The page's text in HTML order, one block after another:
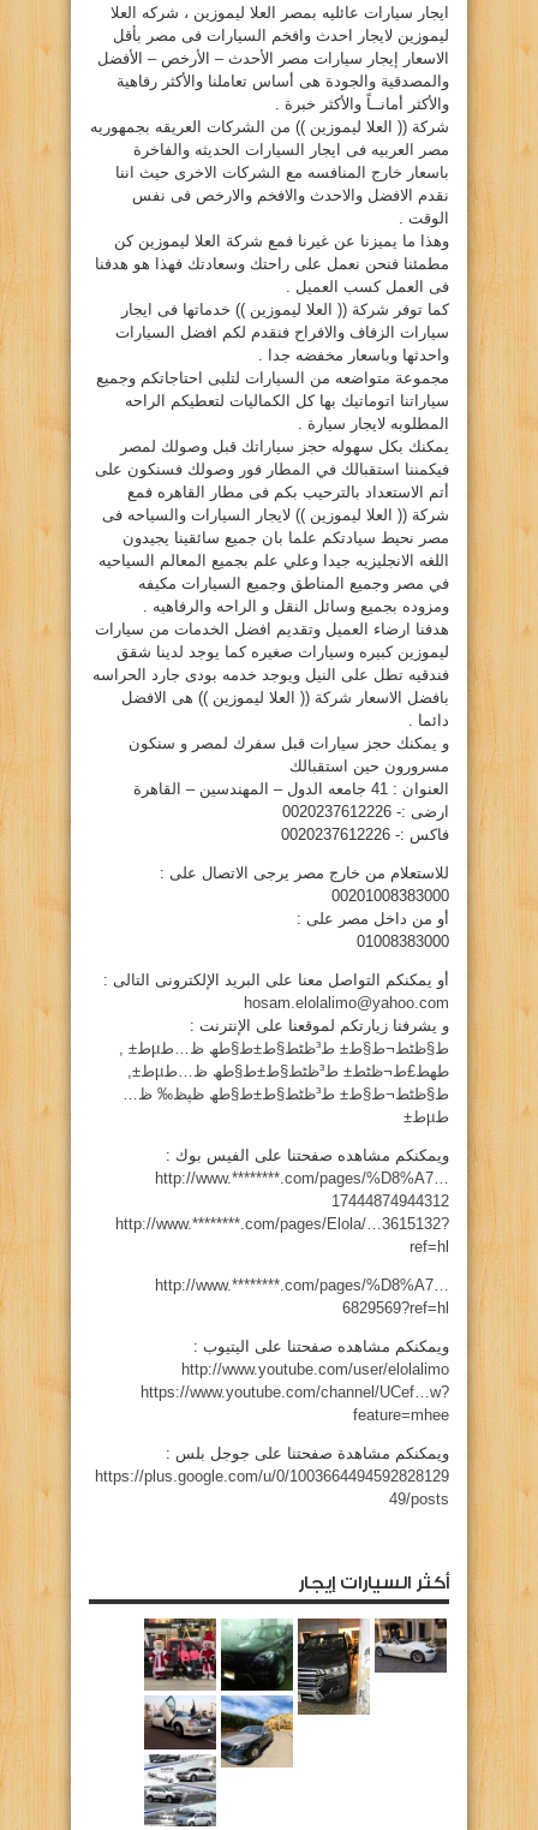
ايجار سيارات عائليه بمصر العلا ليموزين ، شركه العلا
ليموزين لايجار احدث وافخم السيارات فى مصر بأقل
الاسعار إيجار سيارات مصر الأحدث – الأرخص – الأفضل
والمصدقية والجودة هى أساس تعاملنا والأكثر رفاهية
والأكثر أمانــاً والأكثر خبرة .
شركة (( العلا ليموزين )) من الشركات العريقه بجمهوريه
مصر العربيه فى ايجار السيارات الحديثه والفاخرة
باسعار خارج المنافسه مع الشركات الاخرى حيث اننا
نقدم الافضل والاحدث والافخم والارخص فى نفس
الوقت .
وهذا ما يميزنا عن غيرنا فمع شركة العلا ليموزين كن
مطمئنا فنحن نعمل على راحتك وسعادتك فهذا هو هدفنا
فى العمل كسب العميل .
كما توفر شركة (( العلا ليموزين )) خدماتها فى ايجار
سيارات الزفاف والافراح فنقدم لكم افضل السيارات
واحدثها وباسعار مخفضه جدا .
مجموعة متواضعه من السيارات لتلبى احتاجاتكم وجميع
سياراتنا اتوماتيك بها كل الكماليات لتعطيكم الراحه
المطلوبه لايجار سيارة .
يمكنك بكل سهوله حجز سياراتك قبل وصولك لمصر
فيكمننا استقبالك في المطار فور وصولك فسنكون على
أتم الاستعداد بالترحيب بكم فى مطار القاهره فمع
شركة (( العلا ليموزين )) لايجار السيارات والسياحه فى
مصر نحيط سيادتكم علما بان جميع سائقينا يجيدون
اللغه الانجليزيه جيدا وعلي علم بجميع المعالم السياحيه
في مصر وجميع المناطق وجميع السيارات مكيفه
ومزوده بجميع وسائل النقل و الراحه والرفاهيه .
هدفنا ارضاء العميل وتقديم افضل الخدمات من سيارات
ليموزين كبيره وسيارات صغيره كما يوجد لدينا شقق
فندقيه تطل على النيل ويوجد خدمه بودى جارد الحراسه
بافضل الاسعار شركة (( العلا ليموزين )) هى الافضل
دائما .
و يمكنك حجز سيارات قبل سفرك لمصر و سنكون
مسرورون حين استقبالك
العنوان : 41 جامعه الدول – المهندسين – القاهرة
ارضى :- 0020237612226
فاكس :- 0020237612226
للاستعلام من خارج مصر يرجى الاتصال على :
00201008383000
أو من داخل مصر على :
01008383000
أو يمكنكم التواصل معنا على البريد الإلكترونى التالى :
hosam.elolalimo@yahoo.com
و يشرفنا زيارتكم لموقعنا على الإنترنت :
ط§ظٹط¬ط§ط± ط³ظٹط§ط±ط§طھ ظ…طµط± ,
طھط£ط¬ظٹط± ط³ظٹط§ط±ط§طھ ظ…طµط±,
ط§ظٹط¬ط§ط± ط³ظٹط§ط±ط§طھ ظپظ‰ ظ…
طµط±
ويمكنكم مشاهده صفحتنا على الفيس بوك :
http://www.********.com/pages/%D8%A7…
17444874944312
http://www.********.com/pages/Elola/…3615132?
ref=hl
http://www.********.com/pages/%D8%A7…
6829569?ref=hl
ويمكنكم مشاهده صفحتنا على اليتيوب :
http://www.youtube.com/user/elolalimo
https://www.youtube.com/channel/UCef…w?
feature=mhee
ويمكنكم مشاهدة صفحتنا على جوجل بلس :
https://plus.google.com/u/0/1003664494592828129
49/posts
أكثر السيارات إيجار